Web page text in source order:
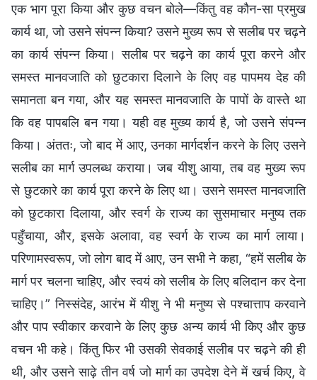
एक भाग पूरा किया और कुछ वचन बोले—किंतु वह कौन-सा प्रमुख
कार्य था, जो उसने संपन्न किया? उसने मुख्य रूप से सलीब पर चढ़ने
का कार्य संपन्न किया। सलीब पर चढ़ने का कार्य पूरा करने और
समस्त मानवजाति को छुटकारा दिलाने के लिए वह पापमय देह की
समानता बन गया, और यह समस्त मानवजाति के पापों के वास्ते था
कि वह पापबलि बन गया। यही वह मुख्य कार्य है, जो उसने संपन्न
किया। अंततः, जो बाद में आए, उनका मार्गदर्शन करने के लिए उसने
सलीब का मार्ग उपलब्ध कराया। जब यीशु आया, तब वह मुख्य रूप
से छुटकारे का कार्य पूरा करने के लिए था। उसने समस्त मानवजाति
को छुटकारा दिलाया, और स्वर्ग के राज्य का सुसमाचार मनुष्य तक
पहुँचाया, और, इसके अलावा, वह स्वर्ग के राज्य का मार्ग लाया।
परिणामस्वरूप, जो लोग बाद में आए, उन सभी ने कहा, “हमें सलीब के
मार्ग पर चलना चाहिए, और स्वयं को सलीब के लिए बलिदान कर देना
चाहिए।” निस्संदेह, आरंभ में यीशु ने भी मनुष्य से पश्चात्ताप करवाने
और पाप स्वीकार करवाने के लिए कुछ अन्य कार्य भी किए और कुछ
वचन भी कहे। किंतु फिर भी उसकी सेवकाई सलीब पर चढ़ने की ही
थी, और उसने साढ़े तीन वर्ष जो मार्ग का उपदेश देने में खर्च किए, वे